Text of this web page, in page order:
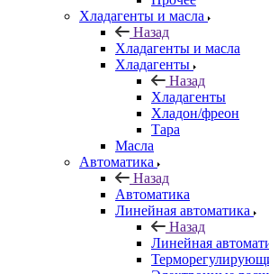
Хладагенты и масла
Назад
Хладагенты и масла
Хладагенты
Назад
Хладагенты
Хладон/фреон
Тара
Масла
Автоматика
Назад
Автоматика
Линейная автоматика
Назад
Линейная